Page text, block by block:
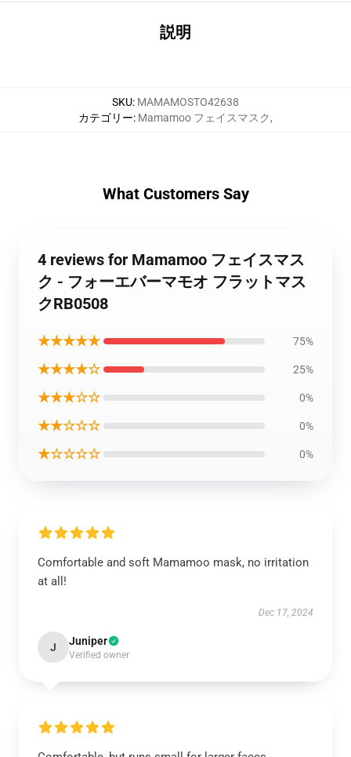
説明
SKU: MAMAMOSTO42638
カテゴリー: Mamamoo フェイスマスク,
What Customers Say
4 reviews for Mamamoo フェイスマス
ク - フォーエバーマモオ フラットマス
クRB0508
★★★★★ 75%
★★★★☆ 25%
★★★☆☆ 0%
★★☆☆☆ 0%
★☆☆☆☆ 0%
Comfortable and soft Mamamoo mask, no irritation
at all!
Dec 17, 2024
J Juniper
Verified owner